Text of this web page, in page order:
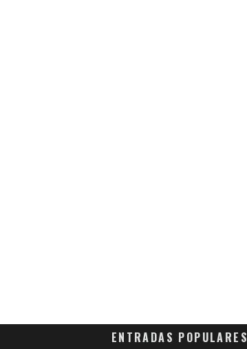
ENTRADAS POPULARES